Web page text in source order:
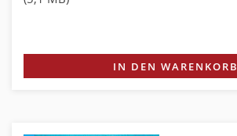
IN DEN WARENKORB